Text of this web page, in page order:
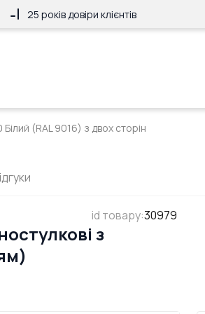
25 років довіри клієнтів
(RAL 9016) з двох сторін
id товару:30979
з